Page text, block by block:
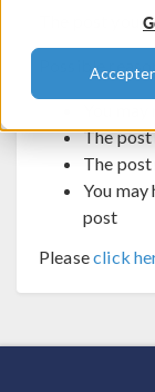
Accepter
The post you
Possible
The post
The
You
post
Pleaseclick